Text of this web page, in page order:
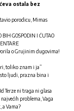
ostala bez
porodicu, Mimas
GOSPODIN I ĆUTAO
o Grujinim dugovima!
toliko znam i ja”
sto ljudi, prazna bina i
Terze ni traga ni glasa
problema, Vaga
a Vama?